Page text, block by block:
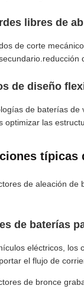
libres de
de corte
de diseño
de baterías de
optimizar las
típicas
de aleación de
de baterías
eléctricos, los
el flujo de
de bronce